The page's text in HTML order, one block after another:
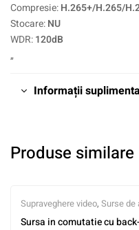
Compresie:H.265+/H.265/
Stocare:NU
WDR:120dB
„
Informații
Produse similare
Supraveghere video, Surse de
Sursa in comutatie cu